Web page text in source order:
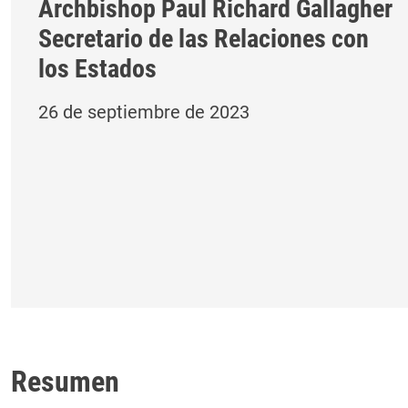
Archbishop Paul Richard Gallagher
Secretario de las Relaciones con
los Estados
26 de septiembre de 2023
Resumen